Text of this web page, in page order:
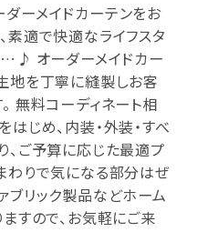
ーメイドカーテンをお
素適で快適なライフスタ
…♪ オーダーメイドカー
地を丁寧に縫製しお客
無料コーディネート相
じめ、内装・外装・すべ
、ご予算に応じた最適プ
わりで気になる部分はぜ
ブリック製品などホーム
すので、お気軽にご来